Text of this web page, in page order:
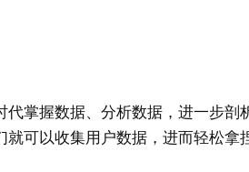
掌握数据、分析数据，进一步剖
可以收集用户数据，进而轻松拿